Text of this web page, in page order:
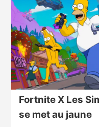
Fortnite X Les
se met au jaune